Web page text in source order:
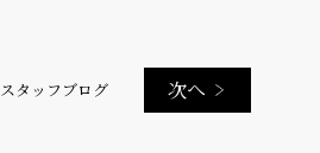
スタッフブログ 次へ